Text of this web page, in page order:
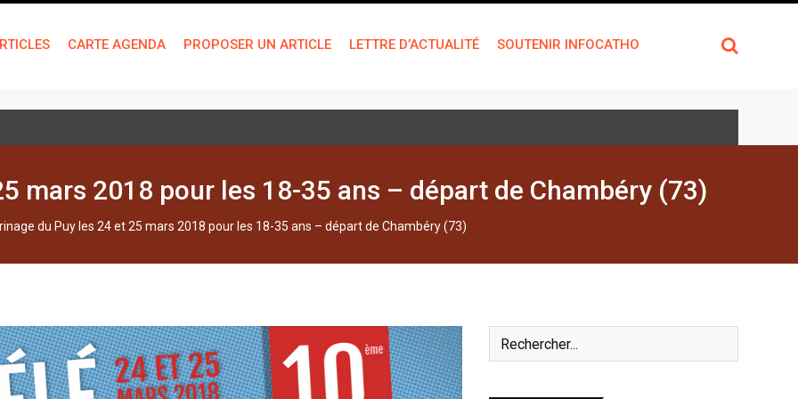
CARTE AGENDA PROPOSER UN ARTICLE LETTRE D’ACTUALITÉ SOUTENIR INFOCATHO
mars 2018 pour les 18-35 ans – départ de Chambéry (73)
du Puy les 24 et 25 mars 2018 pour les 18-35 ans – départ de Chambéry (73)